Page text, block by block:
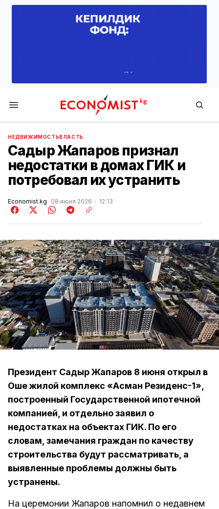
Economist.kg
НЕДВИЖИМОСТЬВЛАСТЬ
Садыр Жапаров признал
недостатки в домах ГИК и
потребовал их устранить
Economist.kg 08 июня 2026 12:13
Президент Садыр Жапаров 8 июня открыл в
Оше жилой комплекс «Асман Резиденс-1»,
построенный Государственной ипотечной
компанией, и отдельно заявил о
недостатках на объектах ГИК. По его
словам, замечания граждан по качеству
строительства будут рассматривать, а
выявленные проблемы должны быть
устранены.
На церемонии Жапаров напомнил о недавнем